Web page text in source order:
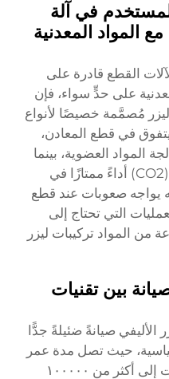
في آلة
المواد المعدنية
القطع قادرة على
على حدٍّ سواء، فإن
ليزر مُصمَّمة خصيصًا لأنواع
يتفوق في قطع المعادن،
المواد العضوية، بينما
يُحقِّق ليزر ثاني أكسيد الكربون (CO2) أداءً ممتازًا في
يواجه صعوبات عند قطع
التي تحتاج إلى
من المواد تركيبات ليزر
بين تقنيات
الأليفي صيانةً ضئيلةً جدًّا
حيث تصل مدة عمر
مصدر الليزر في كثيرٍ من الحالات إلى أكثر من ١٠٠٠٠٠